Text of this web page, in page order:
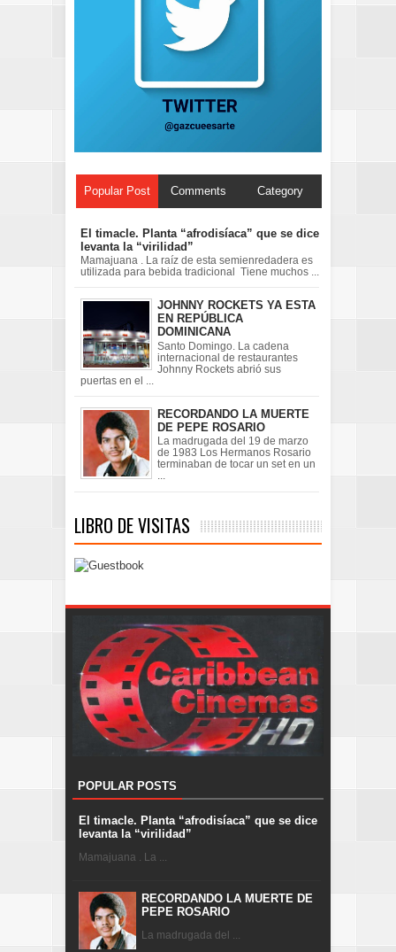
Popular Post Comments Category
El timacle. Planta “afrodisíaca” que se dice
levanta la “virilidad”
Mamajuana . La raíz de esta semienredadera es
utilizada para bebida tradicional Tiene muchos ...
JOHNNY ROCKETS YA ESTA
EN REPÚBLICA
DOMINICANA
Santo Domingo. La cadena
internacional de restaurantes
Johnny Rockets abrió sus
puertas en el ...
RECORDANDO LA MUERTE
DE PEPE ROSARIO
La madrugada del 19 de marzo
de 1983 Los Hermanos Rosario
terminaban de tocar un set en un
...
LIBRO DE VISITAS
POPULAR POSTS
El timacle. Planta “afrodisíaca” que se dice
levanta la “virilidad”
Mamajuana . La ...
RECORDANDO LA MUERTE DE
PEPE ROSARIO
La madrugada del ...